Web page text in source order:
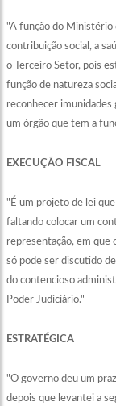
"A função do Ministério
contribuição social, a
o Terceiro Setor, pois
função de natureza
reconhecer imunidades
um órgão que tem a
EXECUÇÃO FISCAL
"É um projeto de lei
faltando colocar um
representação, em que
só pode ser discutido
do contencioso
Poder Judiciário."
ESTRATÉGICA
"O governo deu um
depois que levantei a